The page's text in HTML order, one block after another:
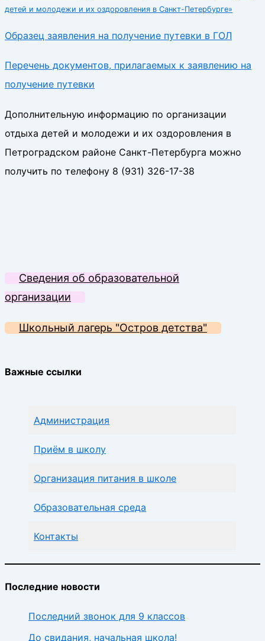
Сведения об образовательной
организации
Школьный лагерь "Остров детства"
Важные ссылки
Администрация
Приём в школу
Организация питания в школе
Образовательная среда
Контакты
Последние новости
Последний звонок для 9 классов
До свидания, начальная школа!
детей и молодежи и их оздоровления в Санкт-Петербурге»
Образец заявления на получение путевки в ГОЛ
Перечень документов, прилагаемых к заявлению на
получение путевки
Дополнительную информацию по организации
отдыха детей и молодежи и их оздоровления в
Петроградском районе Санкт-Петербурга можно
получить по телефону 8 (931) 326-17-38